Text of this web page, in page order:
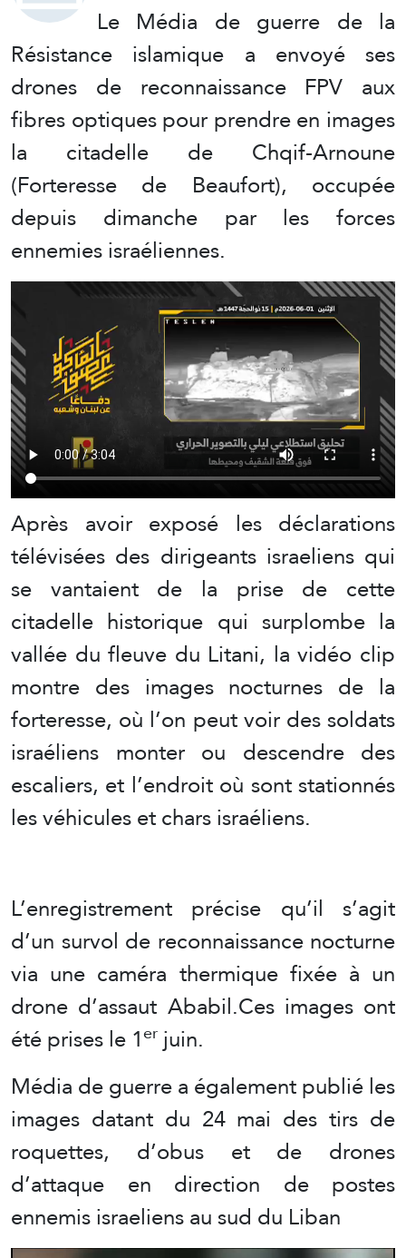
Le Média de guerre de la
Résistance islamique a envoyé ses
drones de reconnaissance FPV aux
fibres optiques pour prendre en images
la citadelle de Chqif-Arnoune
(Forteresse de Beaufort), occupée
depuis dimanche par les forces
ennemies israéliennes.
Après avoir exposé les déclarations
télévisées des dirigeants israeliens qui
se vantaient de la prise de cette
citadelle historique qui surplombe la
vallée du fleuve du Litani, la vidéo clip
montre des images nocturnes de la
forteresse, où l’on peut voir des soldats
israéliens monter ou descendre des
escaliers, et l’endroit où sont stationnés
les véhicules et chars israéliens.
L’enregistrement précise qu’il s’agit
d’un survol de reconnaissance nocturne
via une caméra thermique fixée à un
drone d’assaut Ababil.Ces images ont
été prises le 1erjuin.
Média de guerre a également publié les
images datant du 24 mai des tirs de
roquettes, d’obus et de drones
d’attaque en direction de postes
ennemis israeliens au sud du Liban